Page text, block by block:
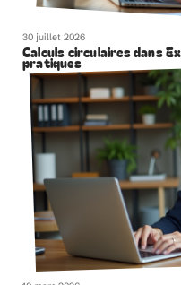
30 juillet 2026
Calculs circulaires dans
pratiques